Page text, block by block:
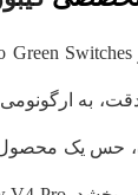
به